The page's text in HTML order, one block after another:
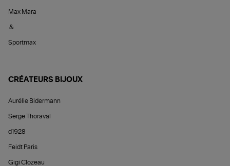
Max Mara
&
Sportmax
CRÉATEURS BIJOUX
Aurélie Bidermann
Serge Thoraval
d1928
Feidt Paris
Gigi Clozeau